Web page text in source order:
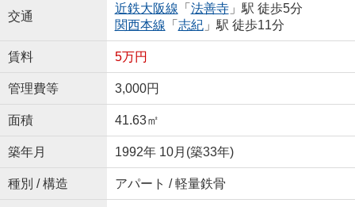
交通
近鉄大阪線 「 法善寺」駅 徒歩5分
関西本線 「 志紀」駅 徒歩11分
賃料 5万円
管理費等 3,000円
面積 41.63㎡
築年月 1992年 10月(築33年)
種別 / 構造 アパート / 軽量鉄骨